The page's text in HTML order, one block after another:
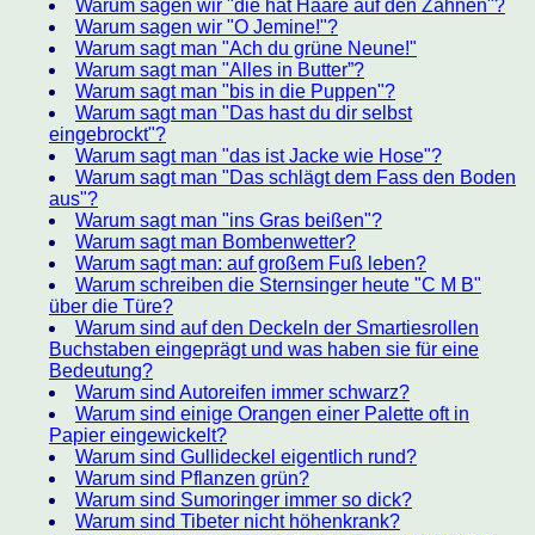
Warum sagen wir "die hat Haare auf den Zähnen"?
Warum sagen wir "O Jemine!"?
Warum sagt man "Ach du grüne Neune!"
Warum sagt man "Alles in Butter”?
Warum sagt man "bis in die Puppen"?
Warum sagt man "Das hast du dir selbst
eingebrockt"?
Warum sagt man "das ist Jacke wie Hose"?
Warum sagt man "Das schlägt dem Fass den Boden
aus"?
Warum sagt man "ins Gras beißen"?
Warum sagt man Bombenwetter?
Warum sagt man: auf großem Fuß leben?
Warum schreiben die Sternsinger heute "C M B"
über die Türe?
Warum sind auf den Deckeln der Smartiesrollen
Buchstaben eingeprägt und was haben sie für eine
Bedeutung?
Warum sind Autoreifen immer schwarz?
Warum sind einige Orangen einer Palette oft in
Papier eingewickelt?
Warum sind Gullideckel eigentlich rund?
Warum sind Pflanzen grün?
Warum sind Sumoringer immer so dick?
Warum sind Tibeter nicht höhenkrank?